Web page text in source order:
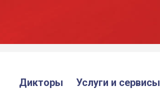
Дикторы Услуги и сервисы